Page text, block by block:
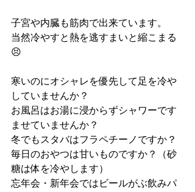
子宮や内臓も筋肉で出来ています。
当然冷やすと熱を逃すまいと縮こまる
😣
寒いのにオシャレを優先して足を冷や
していませんか？
お風呂はお湯に浸からずシャワーです
ませていませんか？
冬でもスタバはフラペチーノですか？
毎日のおやつは甘いものですか？（砂
糖は体を冷やします）
忘年会・新年会ではビールがぶ飲みパ